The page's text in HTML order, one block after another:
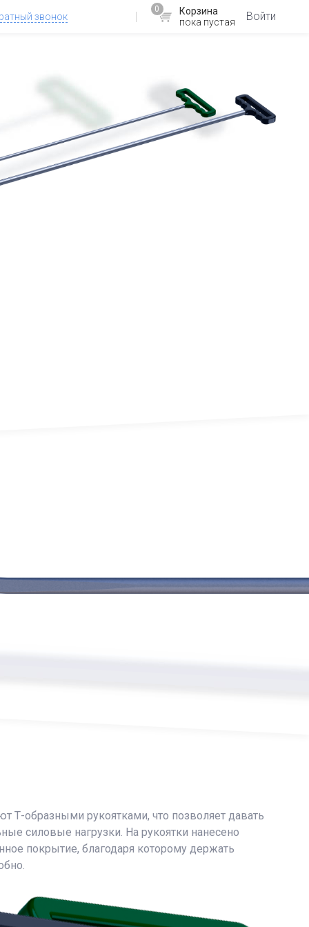
звонок
0
Корзина
пока пустая
Войти
Т-образными рукоятками, что позволяет давать
силовые нагрузки. На рукоятки нанесено
покрытие, благодаря которому держать